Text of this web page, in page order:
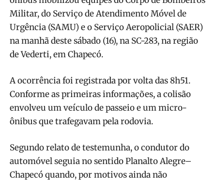
Militar, do Serviço de Atendimento Móvel de
Urgência (SAMU) e o Serviço Aeropolicial (SAER)
na manhã deste sábado (16), na SC-283, na região
de Vederti, em Chapecó.
A ocorrência foi registrada por volta das 8h51.
Conforme as primeiras informações, a colisão
envolveu um veículo de passeio e um micro-
ônibus que trafegavam pela rodovia.
Segundo relato de testemunha, o condutor do
automóvel seguia no sentido Planalto Alegre–
Chapecó quando, por motivos ainda não